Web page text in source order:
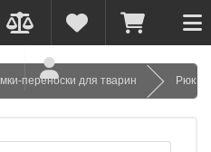
переноски для тварин